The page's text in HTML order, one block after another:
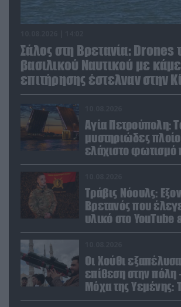
Σάλος στη Βρετανία: Drones
βασιλικού Ναυτικού με
επιτήρησης έστελναν στην
απόρρητες πληροφορίες!
Αγία Πετρούπολη:
μυστηριώδες
ελάχιστο φωτισμό
προκάλεσε την
Τράβις Νόουλς:
Βρετανός που
υλικό στο YouTube
καθαρίσω τους
Οι Χούθι
επίθεση στην πόλη
Μόχα της Υεμένης:
επτά νεκροί